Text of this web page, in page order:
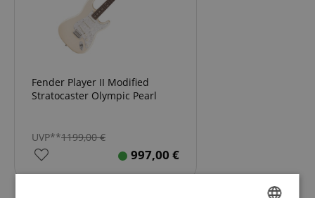
Fender Player II Modified
Stratocaster Olympic Pearl
UVP**1199,00€
997,00 €